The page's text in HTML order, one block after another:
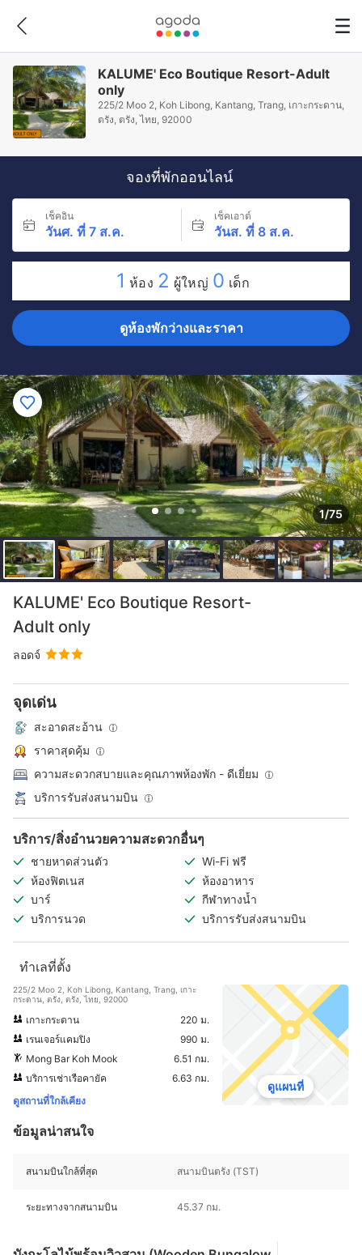
KALUME' Eco Boutique Resort-Adult
only
225/2 Moo 2, Koh Libong, Kantang, Trang, เกาะกระดาน,
ตรัง, ตรัง, ไทย, 92000
จองที่พักออนไลน์
เช็คอิน
วันศ. ที่ 7 ส.ค.
เช็คเอาต์
วันส. ที่ 8 ส.ค.
1 ห้อง 2 ผู้ใหญ่ 0 เด็ก
ดูห้องพักว่างและราคา
1/75
KALUME' Eco Boutique Resort-
Adult only
ลอดจ์
จุดเด่น
สะอาดสะอ้าน
ราคาสุดคุ้ม
ความสะดวกสบายและคุณภาพห้องพัก - ดีเยี่ยม
บริการรับส่งสนามบิน
บริการ/สิ่งอำนวยความสะดวกอื่นๆ
ชายหาดส่วนตัว
Wi-Fi ฟรี
ห้องฟิตเนส
ห้องอาหาร
บาร์
กีฬาทางน้ำ
บริการนวด
บริการรับส่งสนามบิน
ทำเลที่ตั้ง
225/2 Moo 2, Koh Libong, Kantang, Trang, เกาะ
กระดาน, ตรัง, ตรัง, ไทย, 92000
เกาะกระดาน
220 ม.
เรนเจอร์แคมปิง
990 ม.
Mong Bar Koh Mook
6.51 กม.
บริการเช่าเรือคายัค
6.63 กม.
ดูสถานที่ใกล้เคียง
ดูแผนที่
ข้อมูลน่าสนใจ
สนามบินใกล้ที่สุด สนามบินตรัง (TST)
ระยะทางจากสนามบิน 45.37 กม.